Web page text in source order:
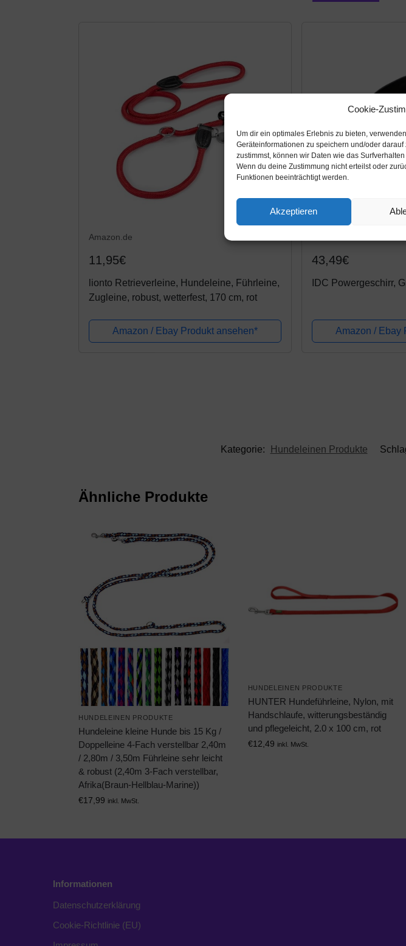
Cookie-
Um dir ein optimales Erlebnis zu bieten,
Geräteinformationen zu speichern und/oder
zustimmst, können wir Daten wie das
Wenn du deine Zustimmung nicht erteilst oder
Funktionen beeinträchtigt werden.
Akzeptieren
Amazon.de
11,95€
lionto Retrieverleine, Hundeleine, Führleine,
Zugleine, robust, wetterfest, 170 cm, rot
Amazon / Ebay Produkt ansehen*
43,49€
IDC Powergeschirr,
Amazon / Ebay
Kategorie: Hundeleinen Produkte
Ähnliche Produkte
HUNDELEINEN PRODUKTE
Hundeleine kleine Hunde bis 15 Kg /
Doppelleine 4-Fach verstellbar 2,40m
/ 2,80m / 3,50m Führleine sehr leicht
& robust (2,40m 3-Fach verstellbar,
Afrika(Braun-Hellblau-Marine))
€17,99 inkl. MwSt.
HUNDELEINEN PRODUKTE
HUNTER Hundeführleine, Nylon, mit
Handschlaufe, witterungsbeständig
und pflegeleicht, 2.0 x 100 cm, rot
€12,49 inkl. MwSt.
Informationen
Datenschutzerklärung
Cookie-Richtlinie (EU)